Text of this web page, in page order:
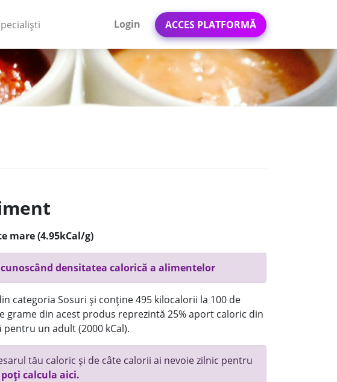
Login ACCES PLATFORMĂ
mare (4.95kCal/g)
densitatea calorică a alimentelor
categoria Sosuri și conține 495 kilocalorii la 100 de
grame din acest produs reprezintă 25% aport caloric din
un adult (2000 kCal).
tău caloric și de câte calorii ai nevoie zilnic pentru
calcula aici.